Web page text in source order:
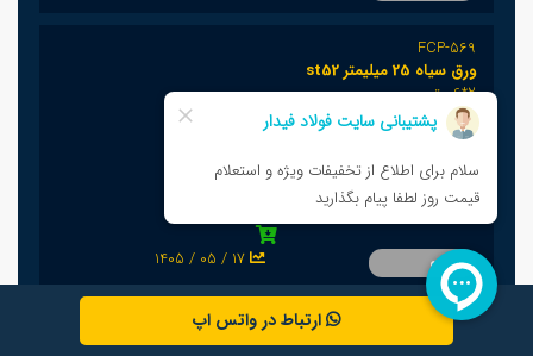
FCP-569
ورق سیاه 25 میلیمتر st52
2*6 متر
ST52
شیت
اهواز
اکسین
0
1405 / 05 / 17
FCP-568
ورق سیاه 30 میلیمتر st52
ارتباط در واتس اپ